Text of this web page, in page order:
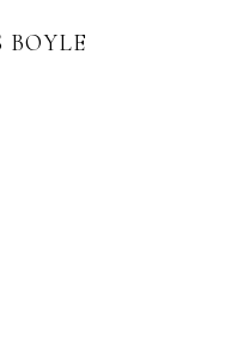
BOYLE